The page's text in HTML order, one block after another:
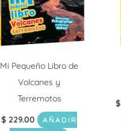
Mi Pequeño Libro de
Volcanes y
Terremotos
$ 229.00
AÑADIR
$